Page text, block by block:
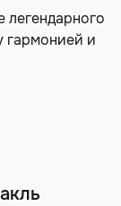
гармонией и